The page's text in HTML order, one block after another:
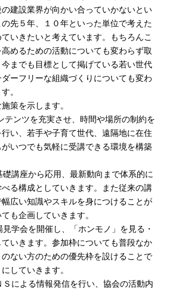
・見学会
設業連合会 関西支部 様との共催で、
講習会を開催します。
くべき設備知識の入門編講習会です。
ご覧ください。
・支部
積算協会 関西支部のレクレーション
の親睦を深める目的で、
ング大会を開催することになりまし
プロをゲストとしてお招きし、皆様に
うに準備しております。
ール(kansai@bsij.or.jp)にてご連絡くだ
・支部
問
支部長が新年挨拶と支部関連事業の説
整備部公共建築室長 淺尾 宏様を訪問
積算にかかわる意見交換が行われ、協
をいただきました。
建設業界が向かい合っていかないとい
先５年、１０年といった単位で考えた
いきたいと考えています。もちろんこ
めるための活動についても変わらず取
までも目標として掲げている若い世代
ーフリーな組織づくりについても変わ
。
策を示します。
テンツを充実させ、時間や場所の制約を
い、若手や子育て世代、遠隔地に在住
いつでも気軽に受講できる環境を構築
講座から応用、最新動向まで体系的に
る構成としていきます。また従来の講
広い知識やスキルを身につけることが
も企画していきます。
学会を開催し、「ホンモノ」を見る・
いきます。参加枠についても普段なか
ない方のための優先枠を設けることで
していきます。
による情報発信を行い、協会の活動内